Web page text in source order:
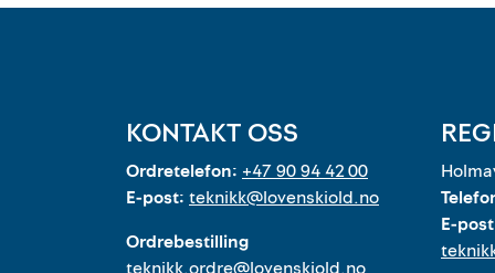
KONTAKT OSS
Ordretelefon: +47 90 94 42 00
E-post: teknikk@lovenskiold.no
Ordrebestilling
E-